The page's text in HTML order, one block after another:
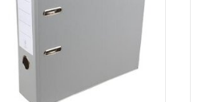
TOEVOEGEN AAN